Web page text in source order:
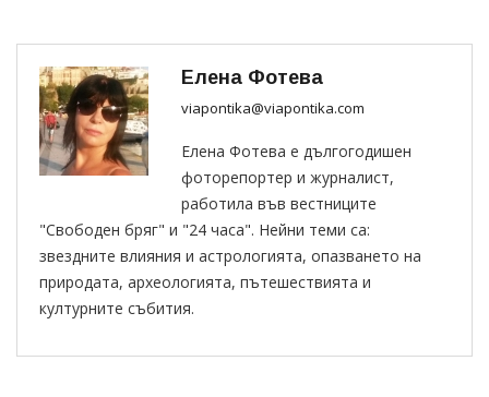
Елена Фотева
viapontika@viapontika.com
Елена Фотева е дългогодишен
фоторепортер и журналист,
работила във вестниците
"Свободен бряг" и "24 часа". Нейни теми са:
звездните влияния и астрологията, опазването на
природата, археологията, пътешествията и
културните събития.